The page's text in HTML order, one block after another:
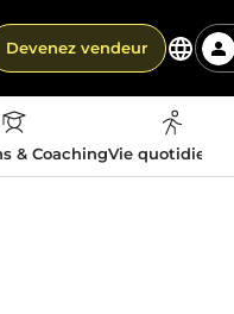
Devenez vendeur
& CoachingVie